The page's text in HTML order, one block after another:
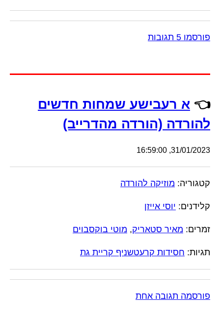
פורסמו 5 תגובות
👈 א רעבישע שמחות חדשים
להורדה (הורדה מהדרייב)
31/01/2023, 16:59:00
קטגוריה: מוזיקה להורדה
קלידנים: יוסי אייזן
זמרים: מאיר סטאריק, מוטי בוקסבוים
תגיות: חסידות קרעטשניף קריית גת
פורסמה תגובה אחת